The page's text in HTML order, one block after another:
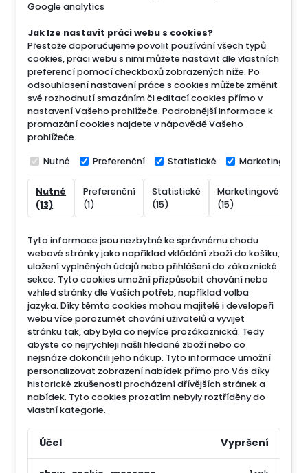
Google analytics
Jak lze nastavit práci webu s cookies?
Přestože doporučujeme povolit používání všech typů
cookies, práci webu s nimi můžete nastavit dle vlastních
preferencí pomocí checkboxů zobrazených níže. Po
odsouhlasení nastavení práce s cookies můžete změnit
své rozhodnutí smazáním či editací cookies přímo v
nastavení Vašeho prohlížeče. Podrobnější informace k
promazání cookies najdete v nápovědě Vašeho
prohlížeče.
Nutné Preferenční Statistické Marketingové
Nutné
(13)
Preferenční
(1)
Statistické
(15)
Marketingové
(15)
Tyto informace jsou nezbytné ke správnému chodu
webové stránky jako například vkládání zboží do košíku,
uložení vyplněných údajů nebo přihlášení do zákaznické
sekce. Tyto cookies umožní přizpůsobit chování nebo
vzhled stránky dle Vašich potřeb, například volba
jazyka. Díky těmto cookies mohou majitelé i developeři
webu více porozumět chování uživatelů a vyvijet
stránku tak, aby byla co nejvíce prozákaznická. Tedy
abyste co nejrychleji našli hledané zboží nebo co
nejsnáze dokončili jeho nákup. Tyto informace umožní
personalizovat zobrazení nabídek přímo pro Vás díky
historické zkušenosti procházení dřívějších stránek a
nabídek. Tyto cookies prozatím nebyly roztříděny do
vlastní kategorie.
Účel Vypršení